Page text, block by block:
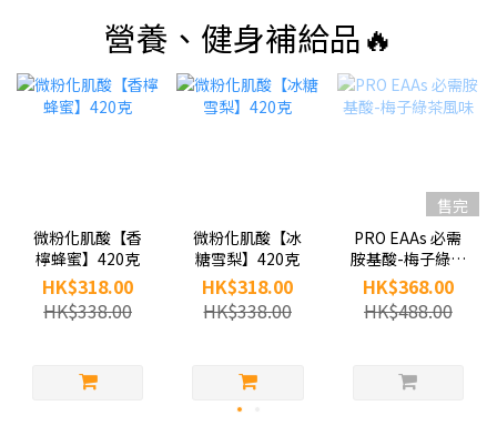
營養、健身補給品🔥
微粉化肌酸【香
檸蜂蜜】420克
HK$318.00
HK$338.00
微粉化肌酸【冰
糖雪梨】420克
HK$318.00
HK$338.00
售完
PRO EAAs 必需
胺基酸-梅子綠茶
風味
HK$368.00
HK$488.00